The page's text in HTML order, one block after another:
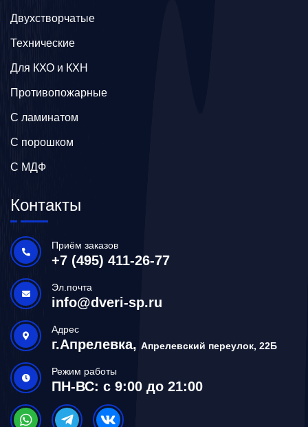
Двухстворчатые
Технические
Для КХО и КХН
Противопожарные
С ламинатом
С порошком
С МДФ
Контакты
Приём заказов
+7 (495) 411-26-77
Эл.почта
info@dveri-sp.ru
Адрес
г.Апрелевка, Апрелевский переулок, 22Б
Режим работы
ПН-ВС: с 9:00 до 21:00